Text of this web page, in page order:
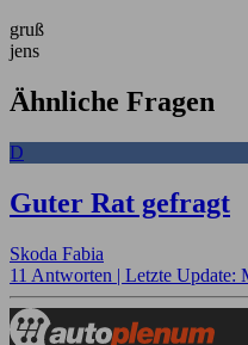
gruß
jens
Ähnliche Fragen
D
Guter Rat gefragt
Skoda Fabia
11 Antworten | Letzte Update: